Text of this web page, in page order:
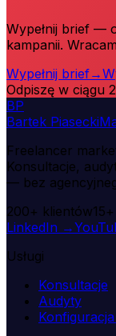
Wypełnij brief —
kampanii.
Wypełnij brief→
Odpiszę w ciągu
BP
Bartek Piasecki
Freelancer
Konsultacje,
— bez
200+ klientów15+
LinkedIn →
Usługi
Konsultacje
Audyty